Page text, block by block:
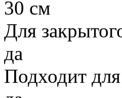
30 см
Для
да
Подходит